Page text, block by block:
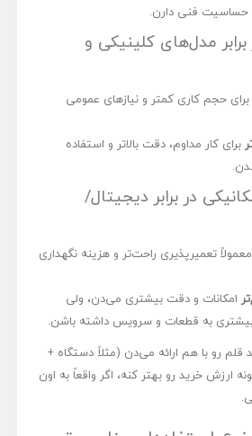
حساسیت فنی دارن.
مدل‌های کلینیکی و
برای حجم کاری کمتر و نیازهای عمومی
برای کار مداوم، دقت بالاتر و استفاده
در برابر دیجیتال/
معمولاً تعمیرپذیری راحت‌تر و هزینه نگهداری
امکانات و دقت بیشتری می‌دن، ولی
به قطعات و سرویس داشته باشن.
رو با هم ارائه می‌دن (مثلاً دستگاه +
ارزش خرید رو بهتر کنه، اگر واقعاً به اون